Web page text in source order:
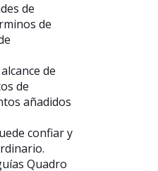
de
de
de
de
añadidos
confiar y
Quadro